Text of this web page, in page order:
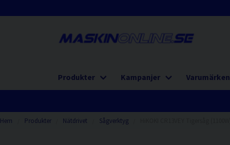
Produkter Kampanjer Varumärken
Hem Produkter Nätdrivet Sågverktyg